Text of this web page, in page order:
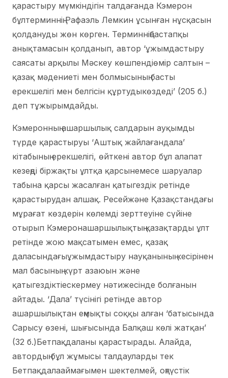
қарастыру мүмкіндігін талдағанда Кэмерон
бұлтерминнің Рафаэль Лемкин ұсынған нұсқасын
қолдануды жөн көрген. Терминніңбастапқы
анықтамасын қолданып, автор ‘ұжымдастыру
саясаты арқылы Мәскеу көшпендіөмір салтын –
қазақ мәдениеті мен болмысының басты
ерекшелігі мен белгісін құртудыкөздеді’ (205 б.)
деп тұжырымдайды.
Кэмеронның ашаршылық салдарын ауқымды
түрде қарастыруы ‘Аштық жайлағандала’
кітабының ерекшелігі, өйткені автор бұл алапат
кезеңді біржақты ұлтқа қарсынемесе шаруалар
табына қарсы жасалған қатыгездік ретінде
қарастырудан алшақ. Ресейжәне Қазақстандағы
мұрағат көздерін көлемді зерттеуіне сүйіне
отырып Кэмеронашаршылықтың қазақтарды ұлт
ретінде жою мақсатымен емес, қазақ
даласындағыұжымдастыру науқанының кесірінен
мал басының күрт азаюын және
қатыгездіктіескермеу нәтижесінде болғанын
айтады. ‘Дала’ түсінігі ретінде автор
ашаршылықтан еңмықты соққы алған ‘батысында
Сарысу өзені, шығысында Балқаш көлі жатқан’
(32 б.)Бетпақдаланы қарастырады. Алайда,
автордың бұл жұмысы талдауларды тек
Бетпақдалааймағымен шектелмей, оңтүстік